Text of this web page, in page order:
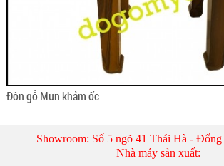
Đôn gỗ Mun khảm ốc
Showroom: Số 5 ngõ 41 Thái Hà -
Nhà máy sản xuất: